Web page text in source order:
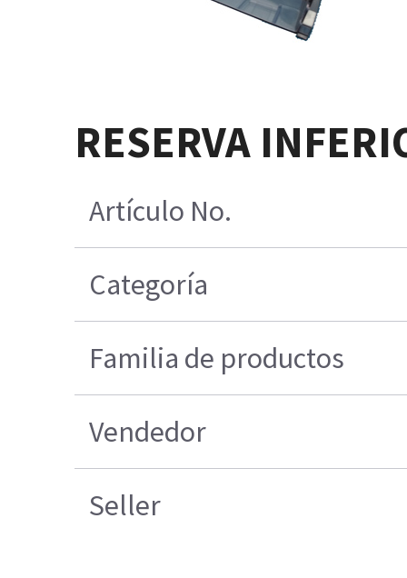
RESERVA
Artículo No.
Categoría
Familia de productos
Vendedor
Seller